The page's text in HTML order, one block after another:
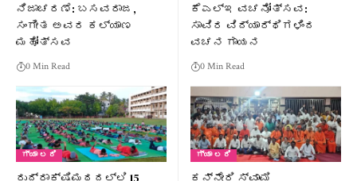
ನಿಜಾಚರಣೆ: ಬಸವರಾಜ,
ಸಂಗೀತ ಅವರ ಕಲ್ಯಾಣ
ಮಹೋತ್ಸವ
0 Min Read
ಕೆಎಲ್‌ಇ ವಚನೋತ್ಸವ:
ಸಾವಿರ ವಿದ್ಯಾರ್ಥಿಗಳಿಂದ
ವಚನ ಗಾಯನ
0 Min Read
ಗ್ಯಾ ಲರಿ
ರುದ್ರಾಕ್ಷಿಮಠದಲ್ಲಿ 15
ಗ್ಯಾ ಲರಿ
ಕನ್ನೇರಿ ಸ್ವಾಮಿ